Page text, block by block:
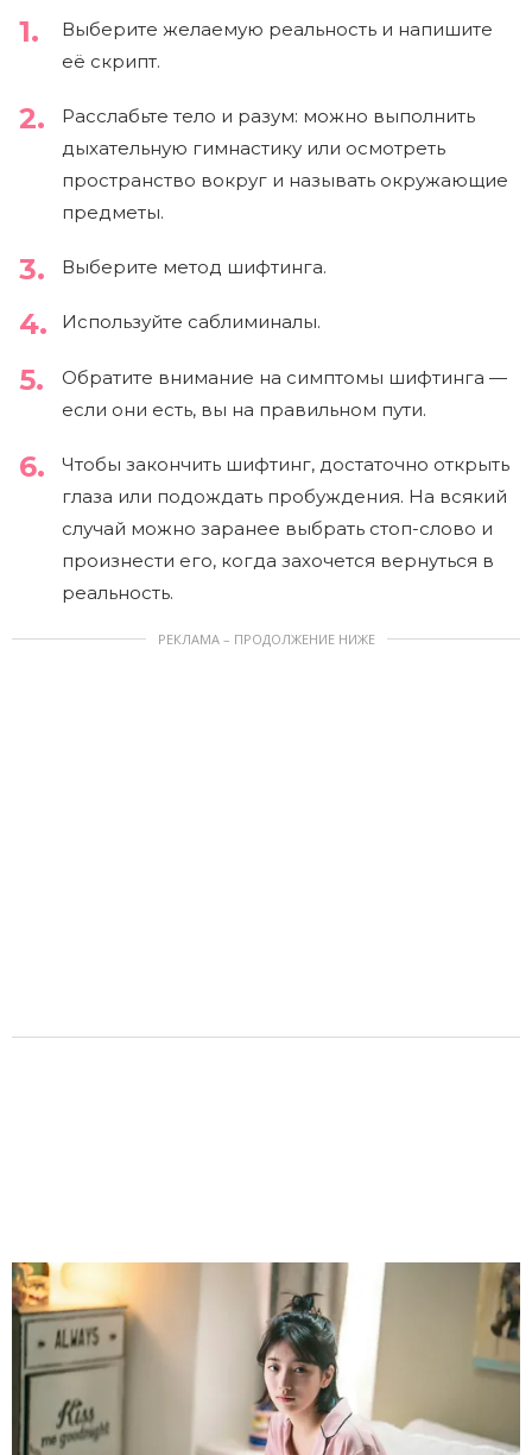
Выберите желаемую реальность и напишите
её скрипт.
Расслабьте тело и разум: можно выполнить
дыхательную гимнастику или осмотреть
пространство вокруг и называть окружающие
предметы.
Выберите метод шифтинга.
Используйте саблиминалы.
Обратите внимание на симптомы шифтинга —
если они есть, вы на правильном пути.
Чтобы закончить шифтинг, достаточно открыть
глаза или подождать пробуждения. На всякий
случай можно заранее выбрать стоп-слово и
произнести его, когда захочется вернуться в
реальность.
РЕКЛАМА – ПРОДОЛЖЕНИЕ НИЖЕ